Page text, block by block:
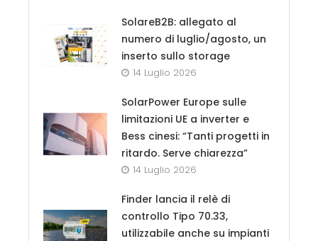
SolareB2B: allegato al
numero di luglio/agosto, un
inserto sullo storage
14 Luglio 2026
SolarPower Europe sulle
limitazioni UE a inverter e
Bess cinesi: “Tanti progetti in
ritardo. Serve chiarezza”
14 Luglio 2026
Finder lancia il relè di
controllo Tipo 70.33,
utilizzabile anche su impianti